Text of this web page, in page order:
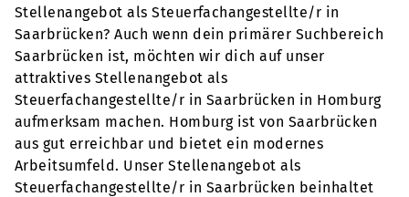
Stellenangebot als Steuerfachangestellte/r in
Saarbrücken? Auch wenn dein primärer Suchbereich
Saarbrücken ist, möchten wir dich auf unser
attraktives Stellenangebot als
Steuerfachangestellte/r in Saarbrücken in Homburg
aufmerksam machen. Homburg ist von Saarbrücken
aus gut erreichbar und bietet ein modernes
Arbeitsumfeld. Unser Stellenangebot als
Steuerfachangestellte/r in Saarbrücken beinhaltet